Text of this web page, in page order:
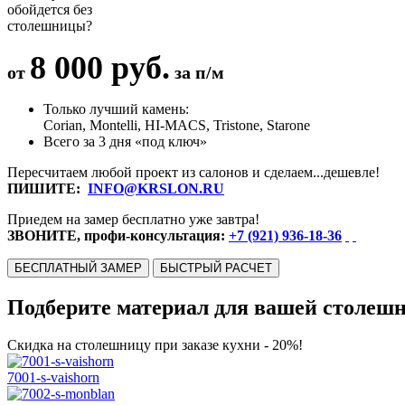
обойдется без
столешницы?
от 8 000 руб. за п/м
Только лучший камень:
Corian, Montelli, HI-MACS, Tristone, Starone
Всего за 3 дня «под ключ»
Пересчитаем любой проект из салонов и сделаем...дешевле!
ПИШИТЕ: INFO@KRSLON.RU
Приедем на замер бесплатно уже завтра!
ЗВОНИТЕ, профи-консультация: +7 (921) 936-18-36
БЕСПЛАТНЫЙ ЗАМЕР БЫСТРЫЙ РАСЧЕТ
Подберите материал для вашей
Скидка на столешницу при заказе кухни - 20%!
7001-s-vaishorn